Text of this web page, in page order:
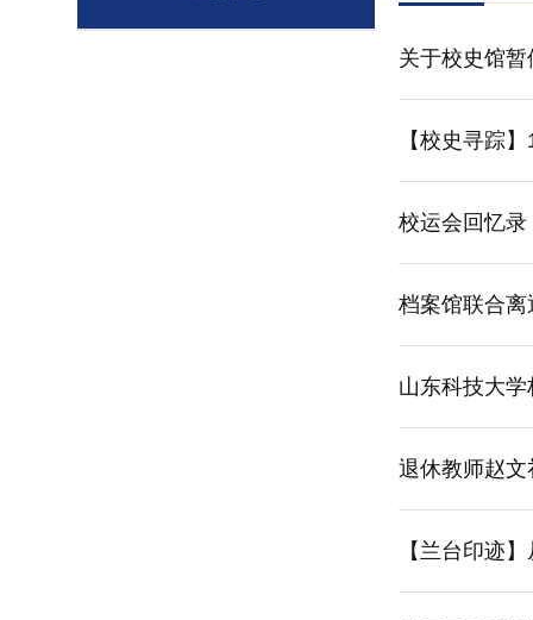
关于校史馆
【校史寻踪
校运会回忆
档案馆联合
山东科技大
退休教师赵
【兰台印迹